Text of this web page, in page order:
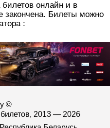
онлайн и в
закончена. Билеты можно
:
©
2013 — 2026